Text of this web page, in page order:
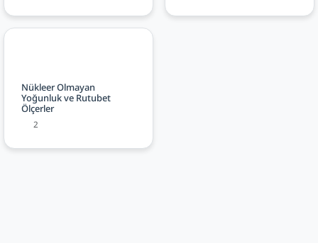
Nükleer Olmayan
Yoğunluk ve Rutubet
Ölçerler
2